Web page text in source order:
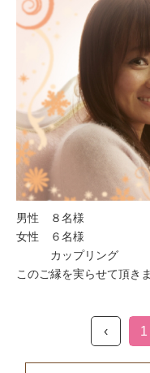
男性 ８名様
女性 ６名様
カップリング
このご縁を実らせて頂き
‹ 1